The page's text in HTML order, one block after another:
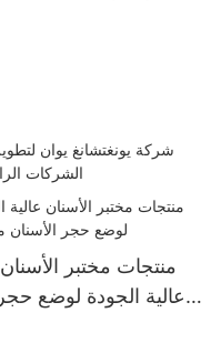
شركة يونغتشانغ يوان
الشركات
عالية الجودة لوضع